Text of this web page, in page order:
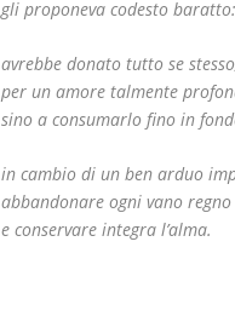
gli proponeva codesto baratto:
avrebbe donato tutto se
per un amore talmente
sino a consumarlo fino in
in cambio di un ben arduo
abbandonare ogni vano regno
e conservare integra l’alma.